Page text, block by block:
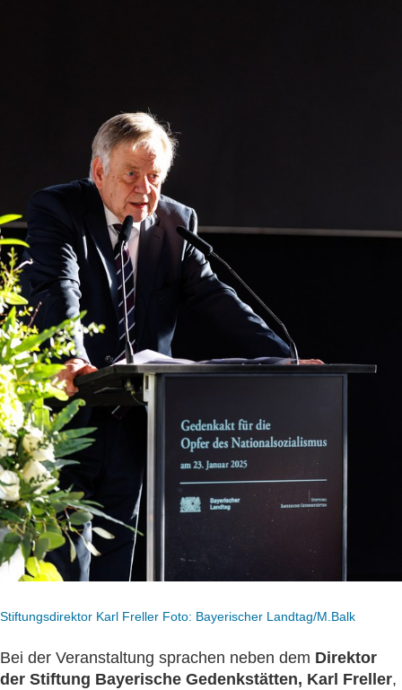
Stiftungsdirektor Karl Freller Foto: Bayerischer Landtag/M.Balk
Bei der Veranstaltung sprachen neben dem Direktor
der Stiftung Bayerische Gedenkstätten, Karl Freller,